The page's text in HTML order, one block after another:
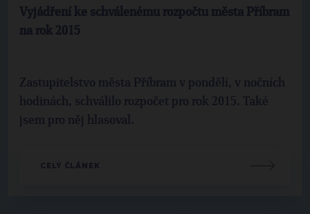
Vyjádření ke schválenému rozpočtu města Příbram
na rok 2015
Zastupitelstvo města Příbram v pondělí, v nočních
hodinách, schválilo rozpočet pro rok 2015. Také
jsem pro něj hlasoval.
CELÝ ČLÁNEK